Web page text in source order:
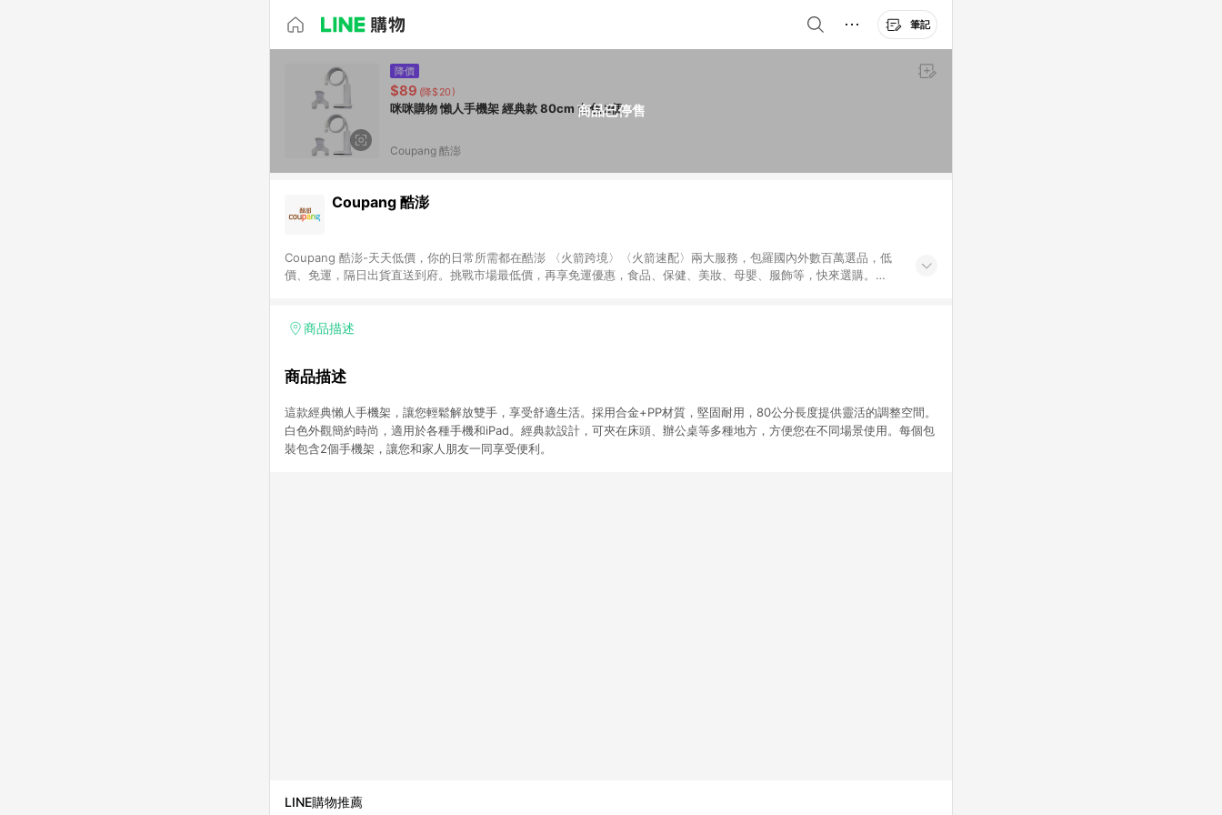
筆記
商品已停售
降價
$89 (降$20)
咪咪購物 懶人手機架 經典款 80cm 白色 2個
Coupang 酷澎
Coupang 酷澎
Coupang 酷澎-天天低價，你的日常所需都在酷澎 〈火箭跨境〉〈火箭速配〉兩大服務，包羅國內外數百萬選品，低
價、免運，隔日出貨直送到府。挑戰市場最低價，再享免運優惠，食品、保健、美妝、母嬰、服飾等，快來選購。
商品描述
商品描述
這款經典懶人手機架，讓您輕鬆解放雙手，享受舒適生活。採用合金+PP材質，堅固耐用，80公分長度提供靈活的調整空間。
白色外觀簡約時尚，適用於各種手機和iPad。經典款設計，可夾在床頭、辦公桌等多種地方，方便您在不同場景使用。每個包
裝包含2個手機架，讓您和家人朋友一同享受便利。
LINE購物推薦